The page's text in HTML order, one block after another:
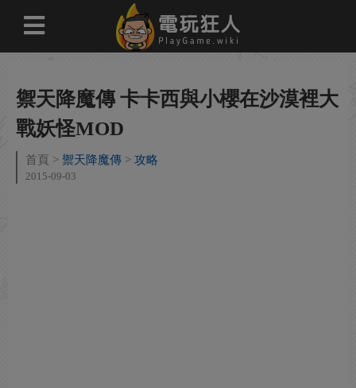
禦天降魔傳 卡卡西與小櫻在沙漠裡大
戰妖怪MOD
首頁 禦天降魔傳 攻略
2015-09-03